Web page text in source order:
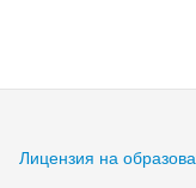
Лицензия на